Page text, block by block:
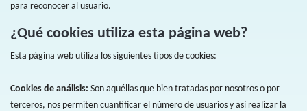
para reconocer al usuario.
¿Qué cookies utiliza esta página web?
Esta página web utiliza los siguientes tipos de cookies:
Cookies de análisis: Son aquéllas que bien tratadas por nosotros o por
terceros, nos permiten cuantificar el número de usuarios y así realizar la